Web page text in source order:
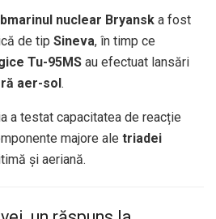
nuclear Bryansk a fost
de tip Sineva, în timp ce
Tu-95MS au efectuat lansări
aer-sol.
a testat capacitatea de reacție
majore ale triadei
și aeriană.